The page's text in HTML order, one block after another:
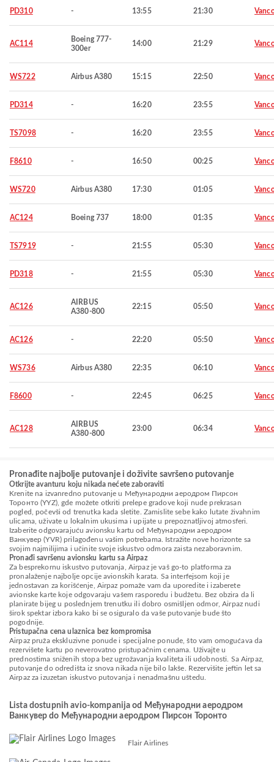
PD310 - 13:55 21:30
AC114
Boeing 777-
300er
14:00 21:29
WS722 Airbus A380 15:15 22:50
PD314 - 16:20 23:55
TS7098 - 16:20 23:55
F8610 - 16:50 00:25
WS720 Airbus A380 17:30 01:05
AC124 Boeing 737 18:00 01:35
TS7919 - 21:55 05:30
PD318 - 21:55 05:30
AC126
AIRBUS
A380-800
22:15 05:50
AC126 - 22:20 05:50
WS736 Airbus A380 22:35 06:10
F8600 - 22:45 06:25
AC128
AIRBUS
A380-800
23:00 06:34
Pronađite najbolje putovanje i doživite savršeno putovanje
Otkrijte avanturu koju nikada nećete zaboraviti
Krenite na izvanredno putovanje u Међународни аеродром Пирсон
Торонто (YYZ), gde možete otkriti prelepe gradove koji nude prekrasan
pogled, počevši od trenutka kada sletite. Zamislite sebe kako lutate živahnim
ulicama, uživate u lokalnim ukusima i upijate u prepoznatljivoj atmosferi.
Izaberite odgovarajuću avionsku kartu od Међународни аеродром
Ванкувер (YVR) prilagođenu vašim potrebama. Istražite nove horizonte sa
svojim najmilijima i učinite svoje iskustvo odmora zaista nezaboravnim.
Pronađi savršenu avionsku kartu sa Airpaz
Za besprekornu iskustvo putovanja, Airpaz je vaš go-to platforma za
pronalaženje najbolje opcije avionskih karata. Sa interfejsom koji je
jednostavan za korišćenje, Airpaz pomaže vam da uporedite i izaberete
avionske karte koje odgovaraju vašem rasporedu i budžetu. Bez obzira da li
planirate bijeg u poslednjem trenutku ili dobro osmišljen odmor, Airpaz nudi
širok spektar izbora kako bi se osiguralo da vaše putovanje bude što
pogodnije.
Pristupačna cena ulaznica bez kompromisa
Airpaz pruža ekskluzivne ponude i specijalne ponude, što vam omogućava da
rezervišete kartu po neverovatno pristupačnim cenama. Uživajte u
prednostima sniženih stopa bez ugrožavanja kvaliteta ili udobnosti. Sa Airpaz,
putovanje do odredišta iz snova nikada nije bilo lakše. Rezervišite jeftin let sa
Airpaz za izuzetan iskustvo putovanja i nenadmašnu uštedu.
Lista dostupnih avio-kompanija od Међународни аеродром
Ванкувер do Међународни аеродром Пирсон Торонто
Flair Airlines